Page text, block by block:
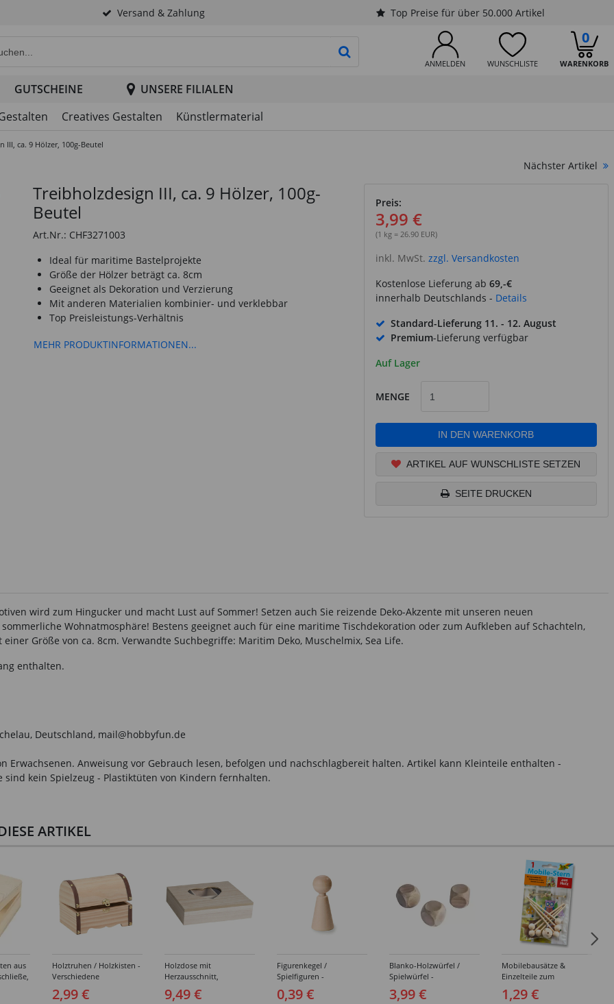
Versand & Zahlung Top Preise für über 50.000 Artikel
ANMELDEN WUNSCHLISTE WARENKORB
0
PRODUKTSUCHE STARTEN
GUTSCHEINE
UNSERE FILIALEN
Creatives Gestalten Künstlermaterial
III, ca. 9 Hölzer, 100g-Beutel
Nächster Artikel
Treibholzdesign III, ca. 9 Hölzer, 100g-
Beutel
Art.Nr.: CHF3271003
Ideal für maritime Bastelprojekte
Größe der Hölzer beträgt ca. 8cm
Geeignet als Dekoration und Verzierung
Mit anderen Materialien kombinier- und verklebbar
Top Preisleistungs-Verhältnis
MEHR PRODUKTINFORMATIONEN...
Preis:
3,99 €
(1 kg = 26.90 EUR)
inkl. MwSt. zzgl. Versandkosten
Kostenlose Lieferung ab 69,-€
innerhalb Deutschlands - Details
Standard-Lieferung 11. - 12. August
Premium-Lieferung verfügbar
Auf Lager
MENGE
IN DEN WARENKORB
ARTIKEL AUF WUNSCHLISTE SETZEN
SEITE DRUCKEN
wird zum Hingucker und macht Lust auf Sommer! Setzen auch Sie reizende Deko-Akzente mit unseren neuen
Wohnatmosphäre! Bestens geeignet auch für eine maritime Tischdekoration oder zum Aufkleben auf Schachteln,
Größe von ca. 8cm. Verwandte Suchbegriffe: Maritim Deko, Muschelmix, Sea Life.
enthalten.
Deutschland, mail@hobbyfun.de
Anweisung vor Gebrauch lesen, befolgen und nachschlagbereit halten. Artikel kann Kleinteile enthalten -
kein Spielzeug - Plastiktüten von Kindern fernhalten.
ARTIKEL
aus
Holztruhen / Holzkisten -
Verschiedene
Ausführungen
2,99 €
Holzdose mit
Herzausschnitt,
18x24x5,7cm
9,49 €
Figurenkegel /
Spielfiguren -
Verschiedene
Ausführungen
0,39 €
Blanko-Holzwürfel /
Spielwürfel -
Verschiedene Größen &
Sortierungen
3,99 €
Mobilebausätze &
Einzelteile zum
Selbstbasteln -
Verschiedene Artikel
1,29 €